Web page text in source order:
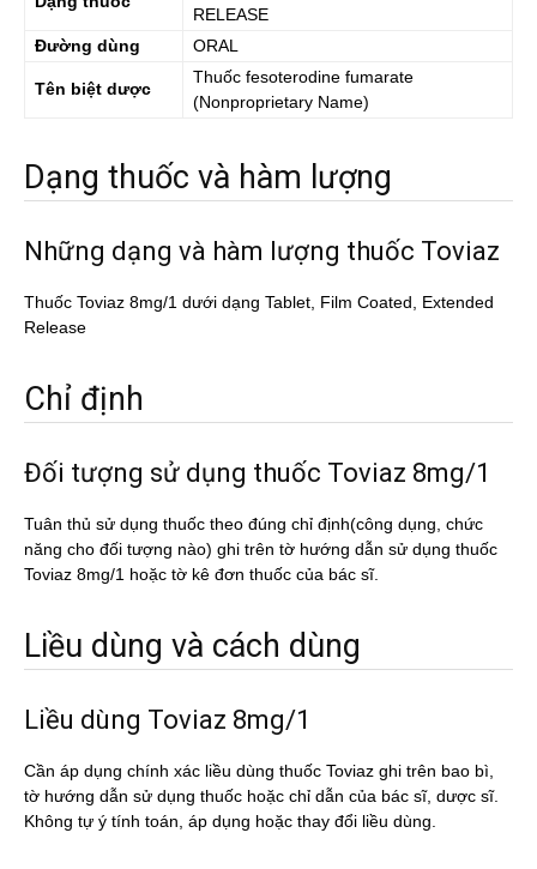
RELEASE
Đường dùng
ORAL
Tên biệt dược
Thuốc fesoterodine fumarate
(Nonproprietary Name)
Dạng thuốc và hàm lượng
Những dạng và hàm lượng thuốc Toviaz
Thuốc Toviaz 8mg/1 dưới dạng Tablet, Film Coated, Extended
Release
Chỉ định
Đối tượng sử dụng thuốc Toviaz 8mg/1
Tuân thủ sử dụng thuốc theo đúng chỉ định(công dụng, chức
năng cho đối tượng nào) ghi trên tờ hướng dẫn sử dụng thuốc
Toviaz 8mg/1 hoặc tờ kê đơn thuốc của bác sĩ.
Liều dùng và cách dùng
Liều dùng Toviaz 8mg/1
Cần áp dụng chính xác liều dùng thuốc Toviaz ghi trên bao bì,
tờ hướng dẫn sử dụng thuốc hoặc chỉ dẫn của bác sĩ, dược sĩ.
Không tự ý tính toán, áp dụng hoặc thay đổi liều dùng.